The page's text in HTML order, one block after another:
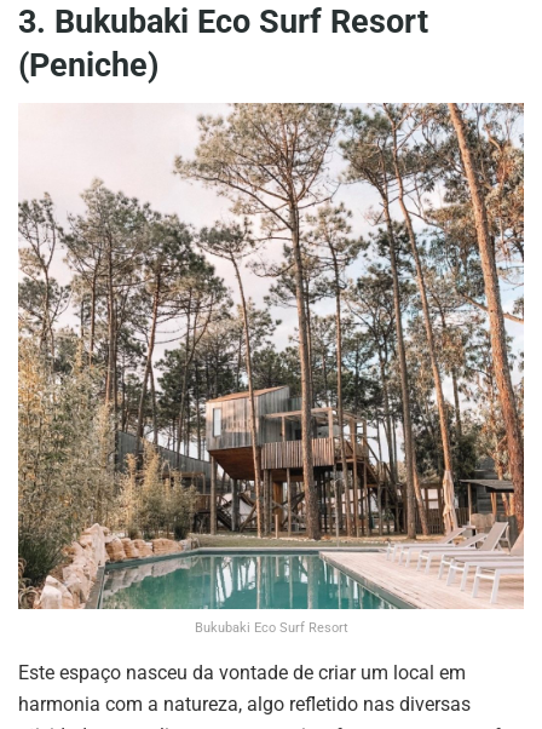
3. Bukubaki Eco Surf Resort
(Peniche)
Bukubaki Eco Surf Resort
Este espaço nasceu da vontade de criar um local em
harmonia com a natureza, algo refletido nas diversas